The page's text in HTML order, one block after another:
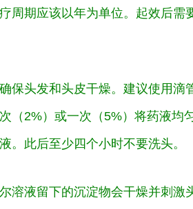
周期应该以年为单位。起效后需
确保头发和头皮干燥。建议使用滴
（2%）或一次（5%）将药液均
。此后至少四个小时不要洗头。
溶液留下的沉淀物会干燥并刺激